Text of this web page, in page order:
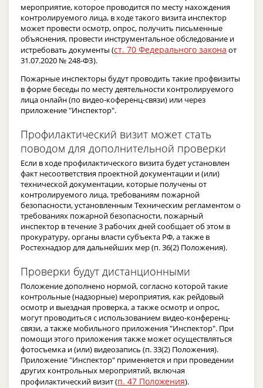
мероприятие, которое проводится по месту нахождения
контролируемого лица, в ходе такого визита инспектор
может провести осмотр, опрос, получить письменные
объяснения, провести инструментальное обследование и
истребовать документы (ст. 70 Федерального закона от
31.07.2020 № 248-ФЗ).
Пожарные инспекторы будут проводить такие профвизиты
в форме беседы по месту деятельности контролируемого
лица онлайн (по видео-коференц-связи) или через
приложение "Инспектор".
Профилактический визит может стать
поводом для дополнительной проверки
Если в ходе профилактического визита будет установлен
факт несоответствия проектной документации и (или)
технической документации, которые получены от
контролируемого лица, требованиям пожарной
безопасности, установленным Техническим регламентом о
требованиях пожарной безопасности, пожарный
инспектор в течение 3 рабочих дней сообщает об этом в
прокуратуру, органы власти субъекта РФ, а также в
Ростехнадзор для дальнейших мер (п. 36(2) Положения).
Проверки будут дистанционными
Положение дополнено нормой, согласно которой такие
контрольные (надзорные) мероприятия, как рейдовый
осмотр и выездная проверка, а также осмотр и опрос,
могут проводиться с использованием видео-конференц-
связи, а также мобильного приложения "Инспектор". При
помощи этого приложения также может осуществляться
фотосъемка и (или) видеозапись (п. 33(2) Положения).
Приложение "Инспектор" применяется и при проведении
других контрольных мероприятий, включая
профилактический визит (п. 47 Положения).